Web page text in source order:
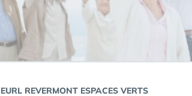
EURL REVERMONT ESPACES VERTS